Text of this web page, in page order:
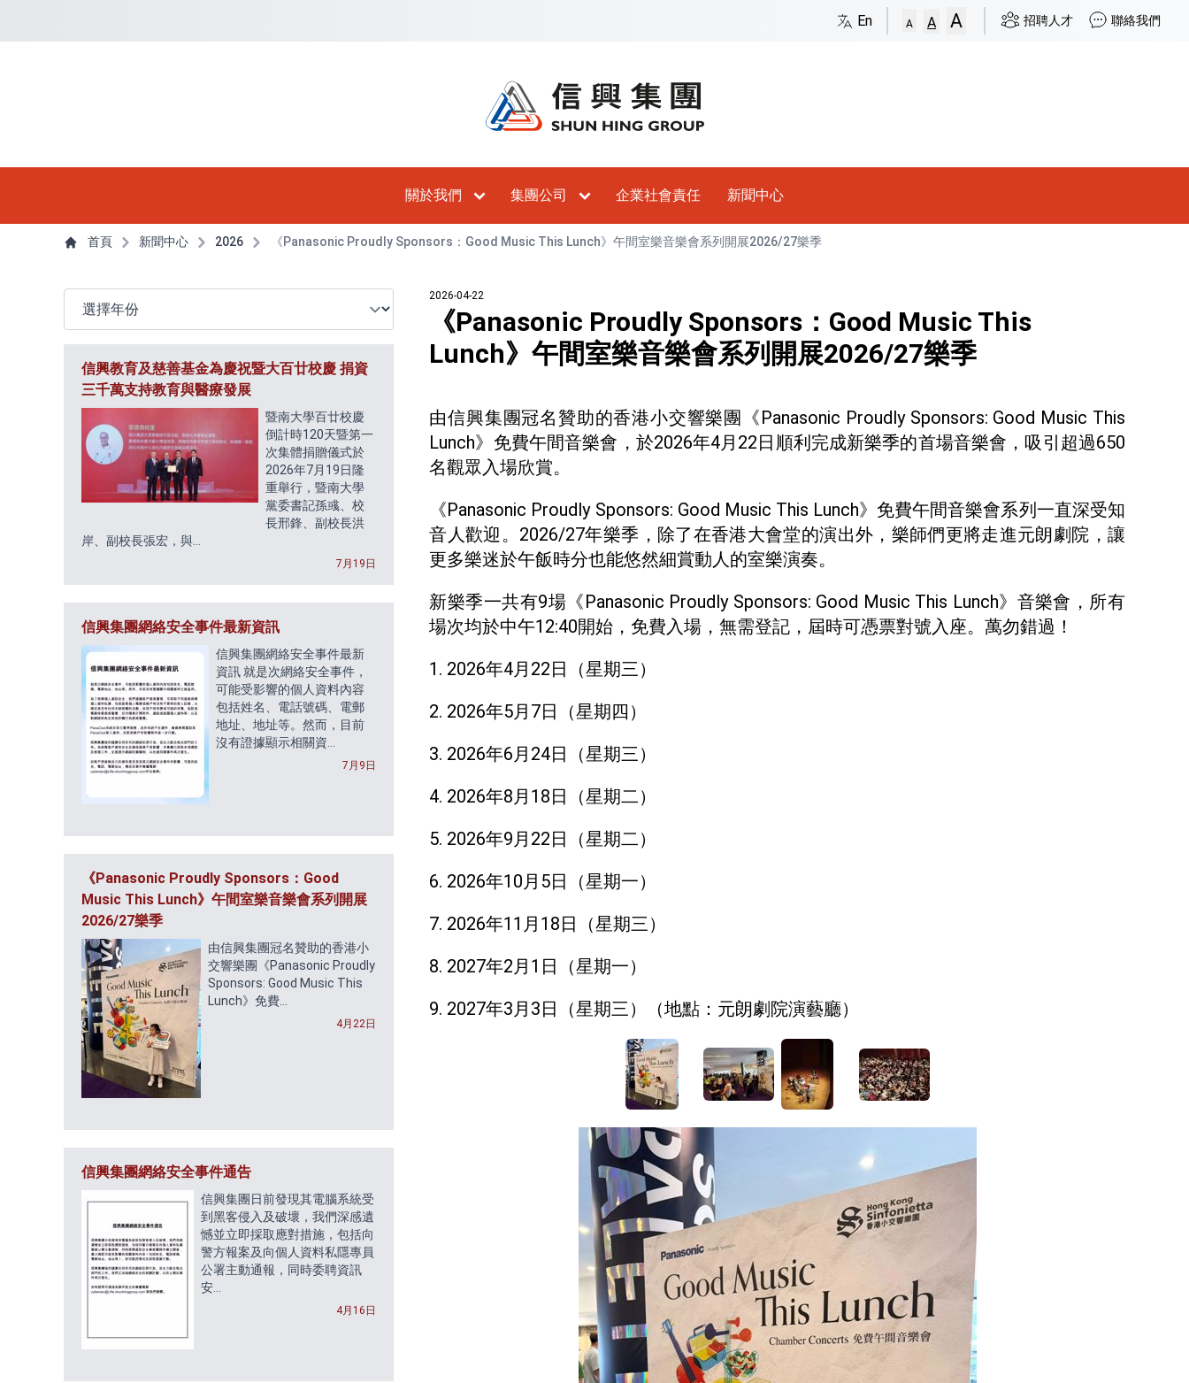
En A A A 招聘人才 聯絡我們
關於我們
集團公司 企業社會責任 新聞中心
首頁 新聞中心 2026 《Panasonic Proudly Sponsors：Good Music This Lunch》午間室樂音樂會系列開展2026/27樂季
2026-04-22
《Panasonic Proudly Sponsors：Good Music This
Lunch》午間室樂音樂會系列開展2026/27樂季
由信興集團冠名贊助的香港小交響樂團《Panasonic Proudly Sponsors: Good Music This
Lunch》免費午間音樂會，於2026年4月22日順利完成新樂季的首場音樂會，吸引超過650
名觀眾入場欣賞。
《Panasonic Proudly Sponsors: Good Music This Lunch》免費午間音樂會系列一直深受知
音人歡迎。2026/27年樂季，除了在香港大會堂的演出外，樂師們更將走進元朗劇院，讓
更多樂迷於午飯時分也能悠然細賞動人的室樂演奏。
新樂季一共有9場《Panasonic Proudly Sponsors: Good Music This Lunch》音樂會，所有
場次均於中午12:40開始，免費入場，無需登記，屆時可憑票對號入座。萬勿錯過！
1. 2026年4月22日（星期三）
2. 2026年5月7日（星期四）
3. 2026年6月24日（星期三）
4. 2026年8月18日（星期二）
5. 2026年9月22日（星期二）
6. 2026年10月5日（星期一）
7. 2026年11月18日（星期三）
8. 2027年2月1日（星期一）
9. 2027年3月3日（星期三）（地點：元朗劇院演藝廳）
信興教育及慈善基金為慶祝暨大百廿校慶 捐資
三千萬支持教育與醫療發展
暨南大學百廿校慶
倒計時120天暨第一
次集體捐贈儀式於
2026年7月19日隆
重舉行，暨南大學
黨委書記孫彧、校
長邢鋒、副校長洪
岸、副校長張宏，與...
7月19日
信興集團網絡安全事件最新資訊
信興集團網絡安全事件最新
資訊 就是次網絡安全事件，
可能受影響的個人資料內容
包括姓名、電話號碼、電郵
地址、地址等。然而，目前
沒有證據顯示相關資...
7月9日
《Panasonic Proudly Sponsors：Good
Music This Lunch》午間室樂音樂會系列開展
2026/27樂季
由信興集團冠名贊助的香港小
交響樂團《Panasonic Proudly
Sponsors: Good Music This
Lunch》免費...
4月22日
信興集團網絡安全事件通告
信興集團日前發現其電腦系統受
到黑客侵入及破壞，我們深感遺
憾並立即採取應對措施，包括向
警方報案及向個人資料私隱專員
公署主動通報，同時委聘資訊
安...
4月16日